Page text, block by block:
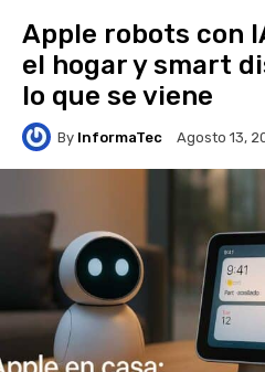
Apple robots con
el hogar y smart
lo que se viene
By InformaTec Agosto 13,